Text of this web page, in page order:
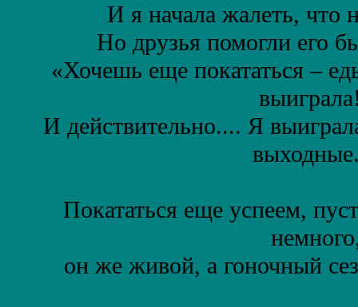
И я начала жалеть, что
Но друзья помогли его
«Хочешь еще покататься –
И действительно.... Я
Покататься еще успеем,
он же живой, а гоночный